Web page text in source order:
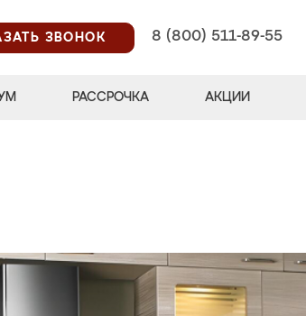
ЗВОНОК
8 (800) 511-89-55
РАССРОЧКА АКЦИИ